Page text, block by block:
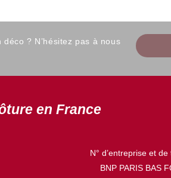
? N’hésitez pas à nous
en France
N° d’entreprise et
BNP PARIS BAS